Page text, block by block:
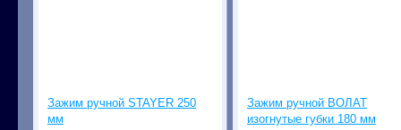
Зажим ручной STAYER 250
мм
Зажим ручной ВОЛАТ
изогнутые губки 180 мм